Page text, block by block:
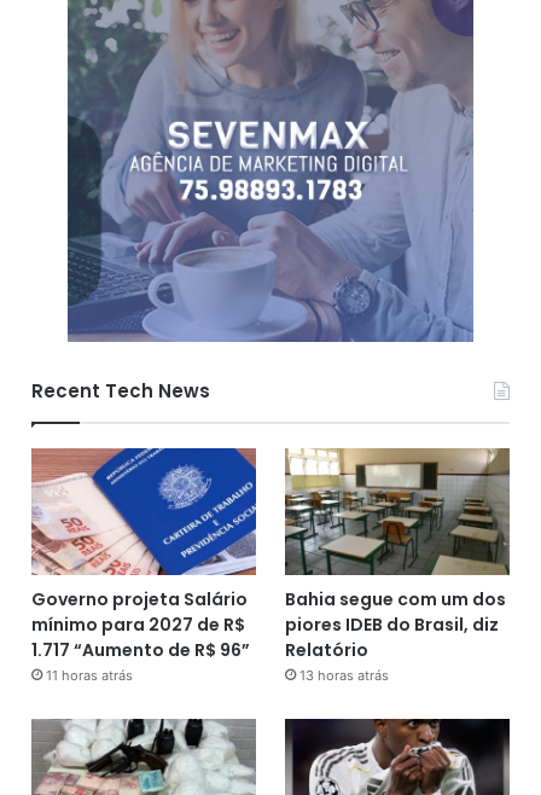
Recent Tech News
Governo projeta Salário
mínimo para 2027 de R$
1.717 “Aumento de R$ 96”
11 horas atrás
Bahia segue com um dos
piores IDEB do Brasil, diz
Relatório
13 horas atrás